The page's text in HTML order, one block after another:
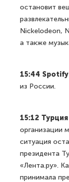
остановит
Nickelodeon,
а также
15:44 Spotify
из России.
15:12 Турция
организации
ситуация
президента
«Лента.ру».
принимала